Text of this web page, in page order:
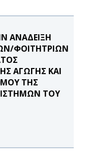
ΑΝΑΔΕΙΞΗ
ΦΟΙΤΗΤΡΙΩΝ
ΑΓΩΓΗΣ ΚΑΙ
ΤΗΣ
ΤΟΥ